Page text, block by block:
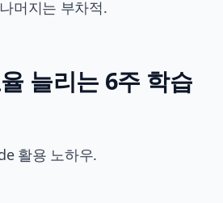
머지는 부차적.
늘리는 6주 학습
활용 노하우.